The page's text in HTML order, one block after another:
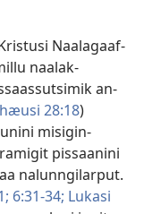
Naalagaaf­
naalak­
an­
28:18)
misigin­
pis­saanini
nalun­ngilar­put.
6:31-34; Lukasi